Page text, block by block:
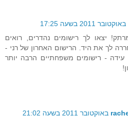
יצאו לך רישומים נהדרים, רואים
לך את היד. הרישום האחרון של רני -
עידה - רישומים משפחתיים הרבה יותר